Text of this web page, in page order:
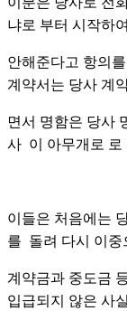
냐로 부터 시작하
안해준다고 항의
계약서는 당사 계
면서 명함은 당사
사 이 아무개로 로
이들은 처음에는
를 돌려 다시 이중
계약금과 중도금
입급되지 않은 사